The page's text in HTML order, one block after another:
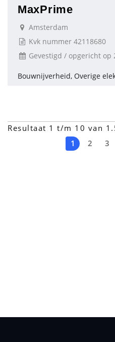
MaxPrime
Amsterdam
Kvk nummer 42118680
Gevestigd / opgericht op
Bouwnijverheid, Overige
Resultaat 1 t/m 10 van
1
2 3